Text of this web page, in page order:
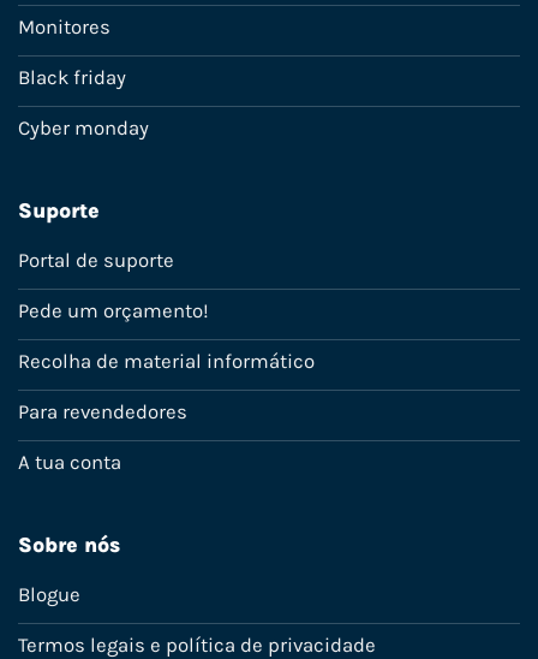
Monitores
Black friday
Cyber monday
Suporte
Portal de suporte
Pede um orçamento!
Recolha de material informático
Para revendedores
A tua conta
Sobre nós
Blogue
Termos legais e política de privacidade